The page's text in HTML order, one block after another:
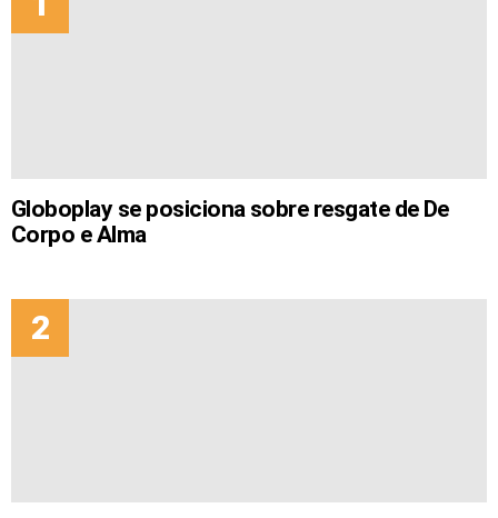
Globoplay se posiciona sobre resgate de De
Corpo e Alma